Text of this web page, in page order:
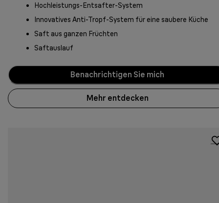
Hochleistungs-Entsafter-System
Innovatives Anti-Tropf-System für eine saubere Küche
Saft aus ganzen Früchten
Saftauslauf
Benachrichtigen Sie mich
Mehr entdecken